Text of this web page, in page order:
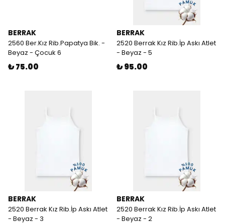
BERRAK
2560 Ber.Kız Rib.Papatya Bik. -
Beyaz - Çocuk 6
₺ 75.00
BERRAK
2520 Berrak Kız Rib.İp Askı Atlet
- Beyaz - 5
₺ 95.00
BERRAK
2520 Berrak Kız Rib.İp Askı Atlet
- Beyaz - 3
BERRAK
2520 Berrak Kız Rib.İp Askı Atlet
- Beyaz - 2